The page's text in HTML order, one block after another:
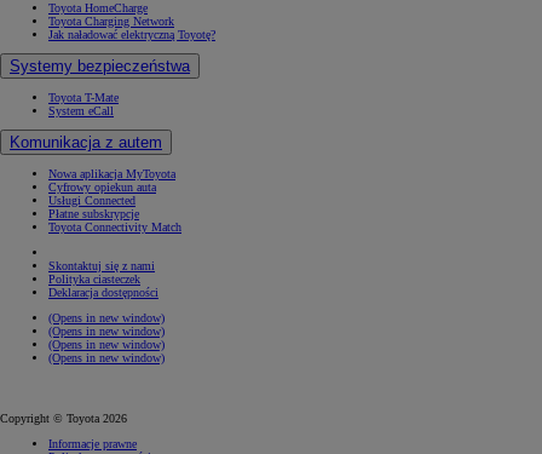
Toyota HomeCharge
Toyota Charging Network
Jak naładować elektryczną Toyotę?
Systemy bezpieczeństwa
Toyota T-Mate
System eCall
Komunikacja z autem
Nowa aplikacja MyToyota
Cyfrowy opiekun auta
Usługi Connected
Płatne subskrypcje
Toyota Connectivity Match
Skontaktuj się z nami
Polityka ciasteczek
Deklaracja dostępności
(Opens in new window)
(Opens in new window)
(Opens in new window)
(Opens in new window)
Copyright © Toyota 2026
Informacje prawne